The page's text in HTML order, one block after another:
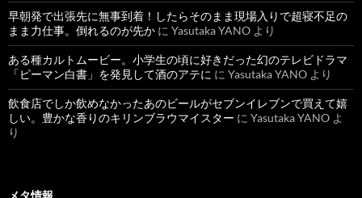
早朝発で出張先に無事到着！したらそのまま現場入りで超寝不足の
まま力仕事。倒れるのが先か に Yasutaka YANO より
ある種カルトムービー。小学生の頃に好きだった幻のテレビドラマ
「ピーマン白書」を発見して酒のアテに に Yasutaka YANO より
飲食店でしか飲めなかったあのビールがセブンイレブンで買えて嬉
しい。豊かな香りのキリンブラウマイスター に Yasutaka YANO よ
り
メタ情報